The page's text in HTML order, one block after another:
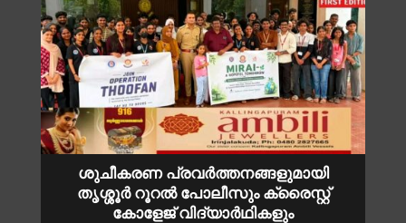
ശുചീകരണ പ്രവർത്തനങ്ങളുമായി
തൃശ്ശൂർ റൂറൽ പോലീസും ക്രൈസ്റ്റ്
കോളേജ് വിദ്യാർഥികളും